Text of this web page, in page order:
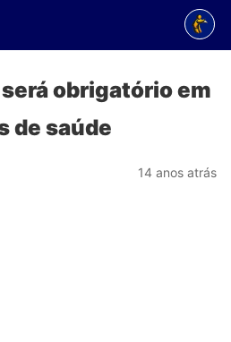
será obrigatório em
de saúde
14 anos atrás